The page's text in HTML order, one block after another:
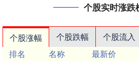
个股实时涨跌
个股涨幅 个股跌幅 个股流入
排名
名称 最新价